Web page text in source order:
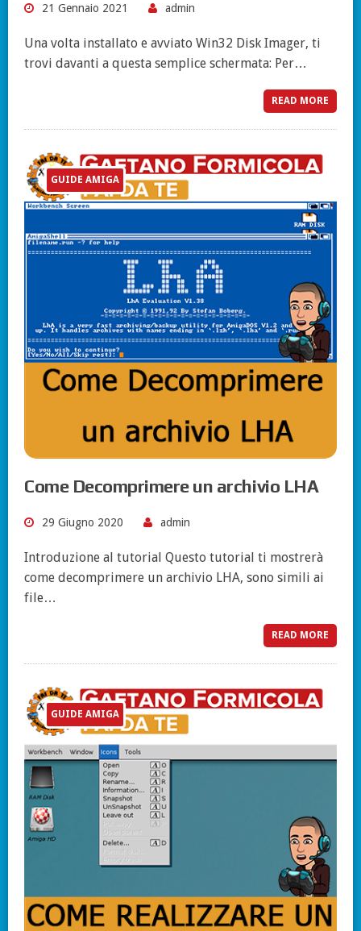
21 Gennaio 2021 admin
Una volta installato e avviato Win32 Disk Imager, ti
trovi davanti a questa semplice schermata: Per…
READ MORE
GUIDE AMIGA
Come Decomprimere un archivio LHA
29 Giugno 2020 admin
Introduzione al tutorial Questo tutorial ti mostrerà
come decomprimere un archivio LHA, sono simili ai
file…
READ MORE
GUIDE AMIGA